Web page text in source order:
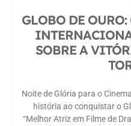
GLOBO DE
SOBRE A
Noite de Glória para o
história ao conquistar o
“Melhor Atriz em Filme de